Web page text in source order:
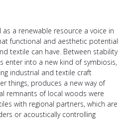
a renewable resource a voice in
functional and aesthetic potential
textile can have. Between stability
enter into a new kind of symbiosis,
industrial and textile craft
things, produces a new way of
remnants of local woods were
with regional partners, which are
or acoustically controlling